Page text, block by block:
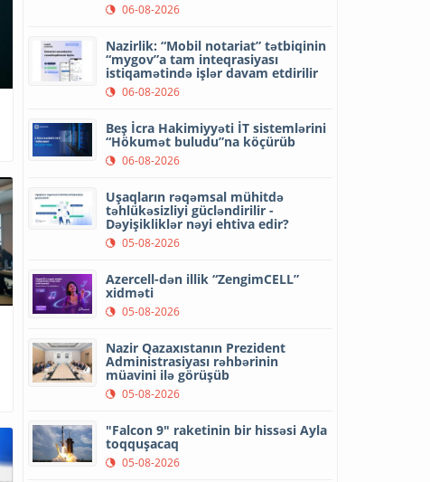
06-08-2026
Nazirlik: “Mobil notariat” tətbiqinin
“mygov”a tam inteqrasiyası
istiqamətində işlər davam etdirilir
06-08-2026
Beş İcra Hakimiyyəti İT sistemlərini
“Hökumət buludu”na köçürüb
06-08-2026
Uşaqların rəqəmsal mühitdə
təhlükəsizliyi gücləndirilir -
Dəyişikliklər nəyi ehtiva edir?
05-08-2026
Azercell-dən illik “ZengimCELL”
xidməti
05-08-2026
Nazir Qazaxıstanın Prezident
Administrasiyası rəhbərinin
müavini ilə görüşüb
05-08-2026
"Falcon 9" raketinin bir hissəsi Ayla
toqquşacaq
05-08-2026